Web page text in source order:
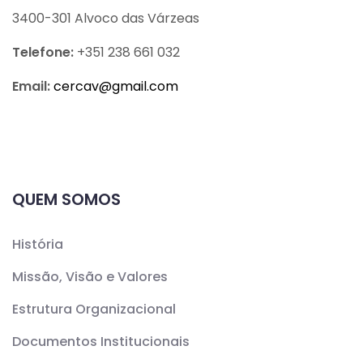
3400-301 Alvoco das Várzeas
Telefone: +351 238 661 032
Email:cercav@gmail.com
QUEM SOMOS
História
Missão, Visão e Valores
Estrutura Organizacional
Documentos Institucionais